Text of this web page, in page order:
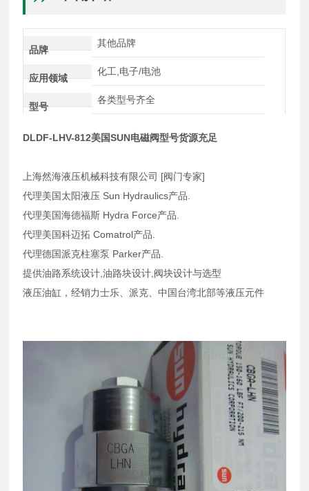
品牌
其他品牌
应用领域
化工,电子/电池
型号
各类型号齐全
DLDF-LHV-812美国SUN电磁阀型号货源充足
上海然海液压机械科技有限公司 [阀门专家]
代理美国太阳液压 Sun Hydraulics产品.
代理美国海德福斯 Hydra Force产品.
代理美国科迈拓 Comatrol产品.
代理德国派克柱塞泵 Parker产品.
提供油路系统设计,油路块设计,阀块设计与选型
液压油缸，经销力士乐、派克、中国台湾北部等液压元件